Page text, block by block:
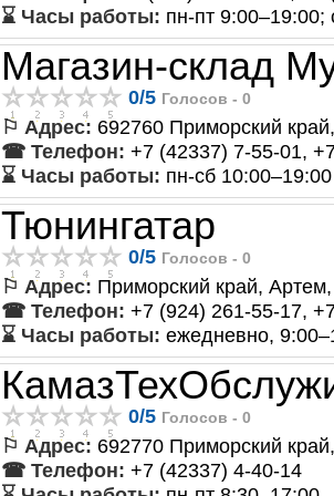
⌛ Часы работы: пн-пт 9:00–19:00;
Магазин-склад
0/5 Голосов - 0
⚐ Адрес: 692760 Приморский
☎ Телефон: +7 (42337) 7-55-01,
⌛ Часы работы: пн-сб 10:00–19:00
Тюнингатар
0/5 Голосов - 0
⚐ Адрес: Приморский край,
☎ Телефон: +7 (924) 261-55-17,
⌛ Часы работы: ежедневно,
0/5 Голосов - 0
⚐ Адрес: 692770 Приморский
☎ Телефон: +7 (42337) 4-40-14